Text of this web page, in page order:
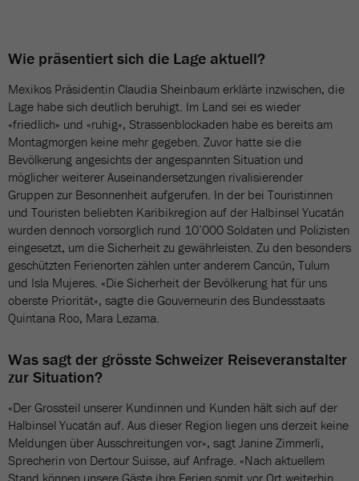
Wie präsentiert sich die Lage aktuell?
Mexikos Präsidentin Claudia Sheinbaum erklärte inzwischen, die
Lage habe sich deutlich beruhigt. Im Land sei es wieder
«friedlich» und «ruhig», Strassenblockaden habe es bereits am
Montagmorgen keine mehr gegeben. Zuvor hatte sie die
Bevölkerung angesichts der angespannten Situation und
möglicher weiterer Auseinandersetzungen rivalisierender
Gruppen zur Besonnenheit aufgerufen. In der bei Touristinnen
und Touristen beliebten Karibikregion auf der Halbinsel Yucatán
wurden dennoch vorsorglich rund 10’000 Soldaten und Polizisten
eingesetzt, um die Sicherheit zu gewährleisten. Zu den besonders
geschützten Ferienorten zählen unter anderem Cancún, Tulum
und Isla Mujeres. «Die Sicherheit der Bevölkerung hat für uns
oberste Priorität», sagte die Gouverneurin des Bundesstaats
Quintana Roo, Mara Lezama.
Was sagt der grösste Schweizer Reiseveranstalter
zur Situation?
«Der Grossteil unserer Kundinnen und Kunden hält sich auf der
Halbinsel Yucatán auf. Aus dieser Region liegen uns derzeit keine
Meldungen über Ausschreitungen vor», sagt Janine Zimmerli,
Sprecherin von Dertour Suisse, auf Anfrage. «Nach aktuellem
Stand können unsere Gäste ihre Ferien somit vor Ort weiterhin